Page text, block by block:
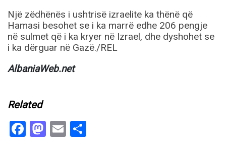
Një zëdhënës i ushtrisë izraelite ka thënë që
Hamasi besohet se i ka marrë edhe 206 pengje
në sulmet që i ka kryer në Izrael, dhe dyshohet se
i ka dërguar në Gazë./REL
AlbaniaWeb.net
Related
Facebook
Mastodon
Email